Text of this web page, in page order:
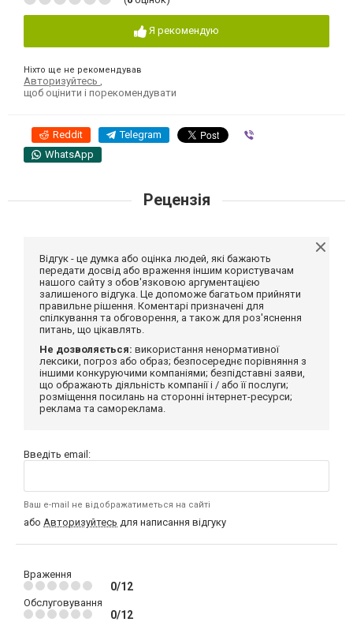
Я рекомендую
Ніхто ще не рекомендував
Авторизуйтесь
щоб оцінити і порекомендувати
Reddit Telegram
WhatsApp
Рецензія
Відгук - це думка або оцінка людей, які бажають
передати досвід або враження іншим користувачам
нашого сайту з обов'язковою аргументацією
залишеного відгука. Це допоможе багатьом прийняти
правильне рішення. Коментарі призначені для
спілкування та обговорення, а також для роз'яснення
питань, що цікавлять.
Не дозволяється: використання ненормативної
лексики, погроз або образ; безпосереднє порівняння з
іншими конкуруючими компаніями; безпідставні заяви,
що ображають діяльність компанії і / або її послуги;
розміщення посилань на сторонні інтернет-ресурси;
реклама та самореклама.
Введіть email:
Ваш e-mail не відображатиметься на сайті
або Авторизуйтесь для написання відгуку
Враження
0/12
Обслуговування
0/12